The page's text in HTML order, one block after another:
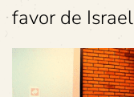
favor de